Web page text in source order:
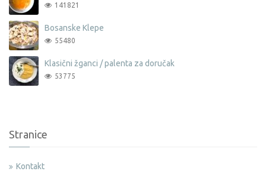
141821
Bosanske Klepe
55480
Klasični žganci / palenta za doručak
53775
Stranice
Kontakt